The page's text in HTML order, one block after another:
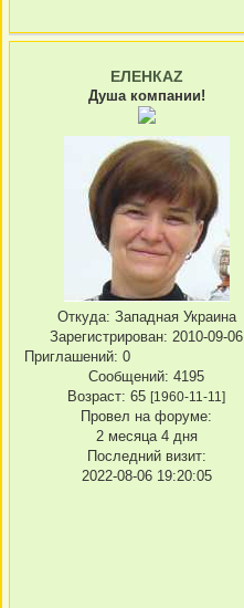
ЕЛЕНКАZ
Душа компании!
Откуда: Западная Украина
Зарегистрирован: 2010-09-06
Приглашений: 0
Сообщений: 4195
Возраст: 65 [1960-11-11]
Провел на форуме:
2 месяца 4 дня
Последний визит:
2022-08-06 19:20:05